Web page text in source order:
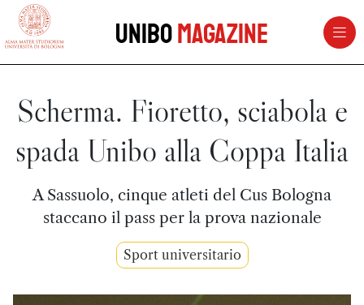
vai al contenuto della pagina
UniboMagazine
Scherma. Fioretto, sciabola e
spada Unibo alla Coppa Italia
A Sassuolo, cinque atleti del Cus Bologna
staccano il pass per la prova nazionale
Sport universitario